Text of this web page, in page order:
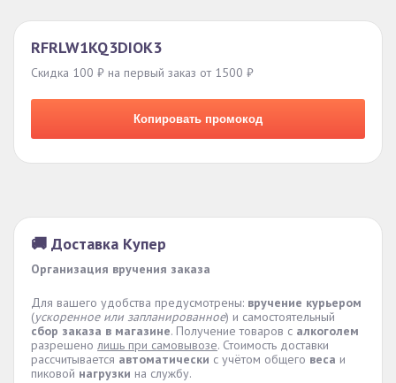
RFRLW1KQ3DIOK3
Скидка 100 ₽ на первый заказ от 1500 ₽
Копировать промокод
🚚 Доставка Купер
Организация вручения заказа
Для вашего удобства предусмотрены: вручение курьером
(ускоренное или запланированное) и самостоятельный
сбор заказа в магазине. Получение товаров с алкоголем
разрешено лишь при самовывозе. Стоимость доставки
рассчитывается автоматически с учётом общего веса и
пиковой нагрузки на службу.